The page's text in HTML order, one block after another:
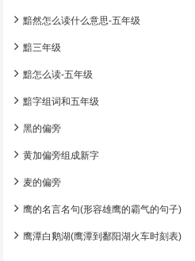
黯然怎么读什么意思-五年级
黯三年级
黯怎么读-五年级
黯字组词和五年级
黑的偏旁
黄加偏旁组成新字
麦的偏旁
鹰的名言名句(形容雄鹰的霸气的句子)
鹰潭白鹅湖(鹰潭到鄱阳湖火车时刻表)